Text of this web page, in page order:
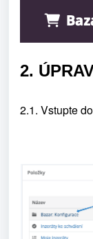
2.
2.1. Vstupte